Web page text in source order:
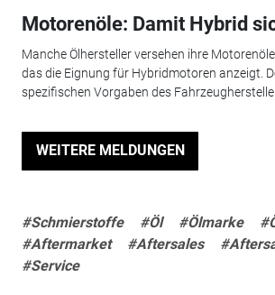
Motorenöle: Damit Hybrid
Manche Ölhersteller versehen ihre
das die Eignung für Hybridmotoren anzeigt.
spezifischen Vorgaben des
WEITERE MELDUNGEN
#Schmierstoffe #Öl #Ölmarke
#Aftermarket
#Aftersales
#Service